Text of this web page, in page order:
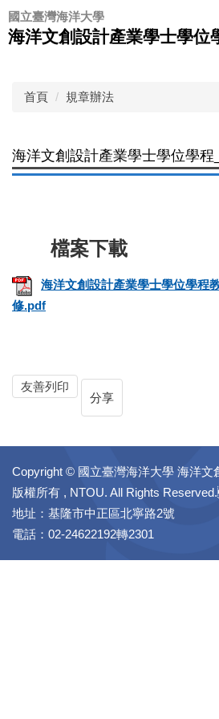
跳
到
主
國立臺灣海洋大學
海洋文創設計產業學士學位
首頁 規章辦法
海洋文創設計產業學士學位學
海洋文創設計產業學士學位學程
修.pdf
友善列印
分享
Copyright © 國立臺灣海洋大學 海洋文
版權所有 , NTOU. All Rights
地址：基隆市中正區北寧路2號
電話：02-24622192轉2301